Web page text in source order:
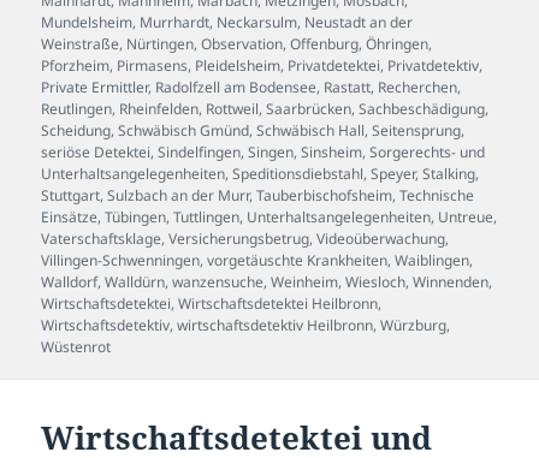
Mundelsheim, Murrhardt, Neckarsulm, Neustadt an der
Weinstraße, Nürtingen,Observation,Offenburg,Öhringen,
Pforzheim, Pirmasens, Pleidelsheim, Privatdetektei, Privatdetektiv,
Private Ermittler, Radolfzell am Bodensee, Rastatt, Recherchen,
Reutlingen, Rheinfelden, Rottweil,Saarbrücken,Sachbeschädigung,
Scheidung,Schwäbisch Gmünd,Schwäbisch Hall,Seitensprung,
seriöse Detektei,Sindelfingen,Singen,Sinsheim,Sorgerechts- und
Unterhaltsangelegenheiten,Speditionsdiebstahl,Speyer,Stalking,
Stuttgart,Sulzbach an der Murr,Tauberbischofsheim,Technische
Einsätze,Tübingen,Tuttlingen, Unterhaltsangelegenheiten, Untreue,
Vaterschaftsklage,Versicherungsbetrug,Videoüberwachung,
Villingen-Schwenningen,vorgetäuschte Krankheiten,Waiblingen,
Walldorf,Walldürn,wanzensuche,Weinheim,Wiesloch,Winnenden,
Wirtschaftsdetektei,Wirtschaftsdetektei Heilbronn,
Wirtschaftsdetektiv,wirtschaftsdetektiv Heilbronn,Würzburg,
Wüstenrot
Wirtschaftsdetektei und